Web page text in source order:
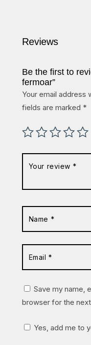
Reviews
Be the first to
fermoar”
Your email address
fields are marked *
Save my name,
browser for the
Yes, add me to